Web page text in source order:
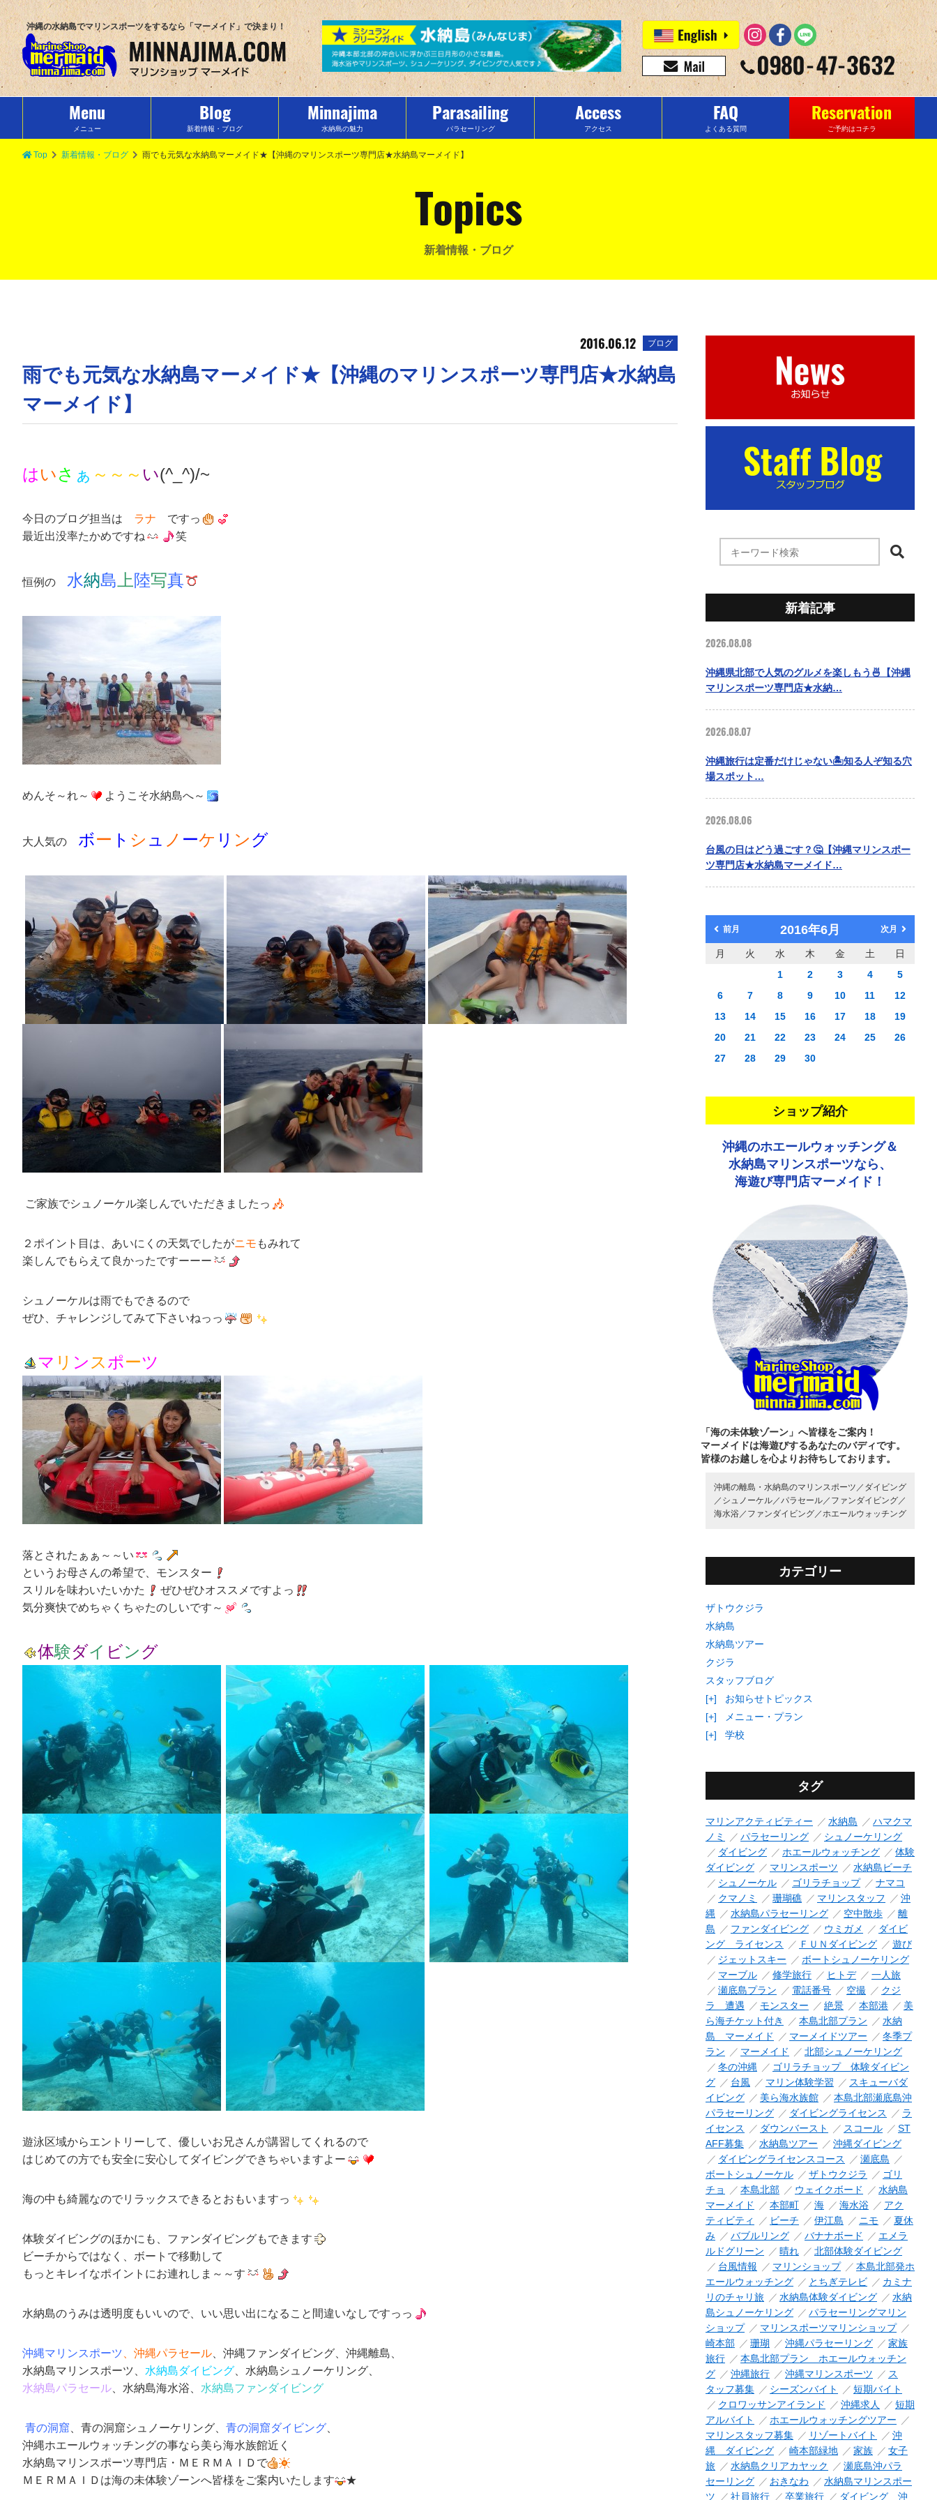
沖縄の水納島でマリンスポーツをするなら「マーメイド」で決まり！
Menu
メニュー
Blog
新着情報・ブログ
Minnajima
水納島の魅力
Parasailing
パラセーリング
Access
アクセス
FAQ
よくある質問
Reservation
ご予約はコチラ
Top 新着情報・ブログ 雨でも元気な水納島マーメイド★【沖縄のマリンスポーツ専門店★水納島マーメイド】
Topics
新着情報・ブログ
2016.06.12 ブログ
雨でも元気な水納島マーメイド★【沖縄のマリンスポーツ専門店★水納島
マーメイド】
はいさ ぁ ～～～ い(^_^)/~
今日のブログ担当は ラナ ですっ
最近出没率たかめですね
笑
恒例の 水納島 上陸写真
めんそ～れ～ ようこそ水納島へ～
大人気の ボー ト シ ュ ノ ーケ リ ング
ご家族でシュノーケル楽しんでいただきましたっ
２ポイント目は、あいにくの天気でしたがニモ もみれて
楽しんでもらえて良かったですーーー
シュノーケルは雨でもできるので
ぜひ、チャレンジしてみて下さいねっっ
マ リ ン スポーツ
落とされたぁぁ～～い
というお母さんの希望で、モンスター
スリルを味わいたいかた
ぜひぜひオススメですよっ
気分爽快でめちゃくちゃたのしいです～
体験ダイ ビング
遊泳区域からエントリーして、優しいお兄さんが講習してくれるので
はじめての方でも安全に安心してダイビングできちゃいますよー
海の中も綺麗なのでリラックスできるとおもいますっ
体験ダイビングのほかにも、ファンダイビングもできます
ビーチからではなく、ボートで移動して
もっとキレイなポイントにお連れしま～～す
水納島のうみは透明度もいいので、いい思い出になること間違いなしですっっ
沖縄マリンスポーツ 、沖縄パラセール 、沖縄ファンダイビング、沖縄離島、
水納島マリンスポーツ、 水納島ダイビング 、水納島シュノーケリング、
水納島パラセール 、水納島海水浴、 水納島ファンダイビング
青の洞窟 、青の洞窟シュノーケリング、 青の洞窟ダイビング
沖縄ホエールウォッチングの事なら美ら海水族館近く
水納島マリンスポーツ専門店 ・ ＭＥＲＭＡＩＤ で
ＭＥＲＭＡＩＤは海の未体験ゾーンへ皆様をご案内いたします
★
新着記事
2026.08.08
沖縄県北部で人気のグルメを楽しもう🍜【沖縄
マリンスポーツ専門店★水納…
2026.08.07
沖縄旅行は定番だけじゃない🏝️知る人ぞ知る穴
場スポット…
2026.08.06
台風の日はどう過ごす？🤔【沖縄マリンスポー
ツ専門店★水納島マーメイド…
前月 2016年6月 次月
月 火 水 木 金 土
日
1
2 3 4
5
6
7 8 9 10 11
12
13
14 15 16 17 18
19
20
21 22 23 24 25
26
27
28 29 30
ショップ紹介
沖縄のホエールウォッチング＆
水納島マリンスポーツなら、
海遊び専門店マーメイド！
「海の未体験ゾーン」へ皆様をご案内！
マーメイドは海遊びするあなたのバディです。
皆様のお越しを心よりお待ちしております。
沖縄の離島・水納島のマリンスポーツ／ ダイビング
／ シュノーケル／ パラセール／ ファンダイビング／
海水浴／ ファンダイビング／ ホエールウォッチング
カテゴリー
ザトウクジラ
水納島
水納島ツアー
クジラ
スタッフブログ
[+]
お知らせトピックス
[+]
メニュー・プラン
[+]
学校
タグ
マリンアクティビティー 水納島
ハマクマ
ノミ
パラセーリング
シュノーケリング
ダイビング
ホエールウォッチング
体験
ダイビング
マリンスポーツ
水納島ビーチ
シュノーケル
ゴリラチョップ
ナマコ
クマノミ
珊瑚礁 マリンスタッフ
沖
縄
水納島パラセーリング 空中散歩
離
島
ファンダイビング ウミガメ
ダイビ
ング ライセンス
ＦＵＮダイビング
遊び
ジェットスキー
ボートシュノーケリング
マーブル
修学旅行 ヒトデ
一人旅
瀬底島プラン
電話番号 空撮
クジ
ラ 遭遇
モンスター 絶景 本部港
美
ら海チケット付き
本島北部プラン
水納
島 マーメイド
マーメイドツアー
冬季プ
ラン
マーメイド
北部シュノーケリング
冬の沖縄
ゴリラチョップ 体験ダイビン
グ
台風 マリン体験学習
スキューバダ
イビング
美ら海水族館
本島北部瀬底島沖
パラセーリング
ダイビングライセンス
ラ
イセンス
ダウンバースト スコール
ST
AFF募集
水納島ツアー
沖縄ダイビング
ダイビングライセンスコース
瀬底島
ボートシュノーケル
ザトウクジラ
ゴリ
チョ
本島北部 ウェイクボード
水納島
マーメイド
本部町 海 海水浴
アク
ティビティ
ビーチ 伊江島 ニモ
夏休
み
バブルリング バナナボード
エメラ
ルドグリーン
晴れ
北部体験ダイビング
台風情報
マリンショップ
本島北部発ホ
エールウォッチング
とちぎテレビ
カミナ
リのチャリ旅
水納島体験ダイビング
水納
島シュノーケリング
パラセーリングマリン
ショップ
マリンスポーツマリンショップ
崎本部
珊瑚 沖縄パラセーリング
家族
旅行
本島北部プラン ホエールウォッチン
グ
沖縄旅行 沖縄マリンスポーツ
ス
タッフ募集
シーズンバイト
短期バイト
クロワッサンアイランド
沖縄求人
短期
アルバイト
ホエールウォッチングツアー
マリンスタッフ募集
リゾートバイト
沖
縄 ダイビング
崎本部緑地 家族
女子
旅
水納島クリアカヤック
瀬底島沖パラ
セーリング
おきなわ
水納島マリンスポー
ツ
社員旅行 卒業旅行 ダイビング 沖